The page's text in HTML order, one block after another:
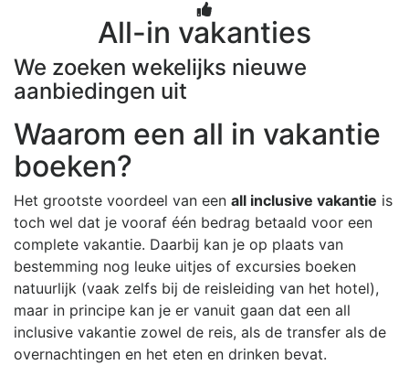
All-in vakanties
We zoeken wekelijks nieuwe
aanbiedingen uit
Waarom een all in vakantie
boeken?
Het grootste voordeel van een all inclusive vakantie is
toch wel dat je vooraf één bedrag betaald voor een
complete vakantie. Daarbij kan je op plaats van
bestemming nog leuke uitjes of excursies boeken
natuurlijk (vaak zelfs bij de reisleiding van het hotel),
maar in principe kan je er vanuit gaan dat een all
inclusive vakantie zowel de reis, als de transfer als de
overnachtingen en het eten en drinken bevat.